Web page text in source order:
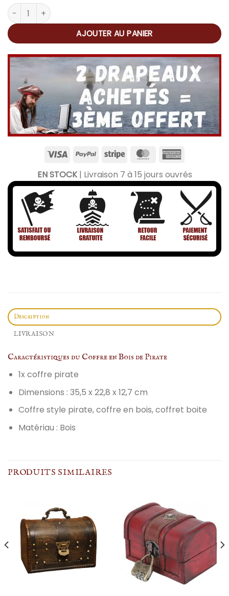
quantité de Coffre en Bois de Pirate Jolly Roger
AJOUTER AU PANIER
EN STOCK| Livraison 7 à 15 jours ouvrés
Description
LIVRAISON
Caractéristiques du Coffre en Bois de Pirate
1x coffre pirate
Dimensions : 35,5 x 22,8 x 12,7 cm
Coffre style pirate, coffre en bois, coffret boite
Matériau : Bois
PRODUITS SIMILAIRES